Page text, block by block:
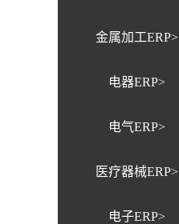
金属加工ERP>
电器ERP>
电气ERP>
医疗器械ERP>
电子ERP>